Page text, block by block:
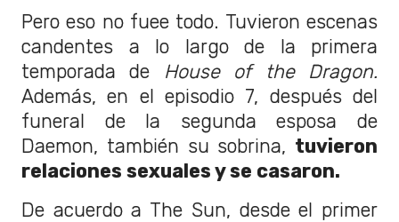
Pero eso no fuee todo. Tuvieron escenas
candentes a lo largo de la primera
temporada de House of the Dragon.
Además, en el episodio 7, después del
funeral de la segunda esposa de
Daemon, también su sobrina, tuvieron
relaciones sexuales y se casaron.
De acuerdo a The Sun, desde el primer